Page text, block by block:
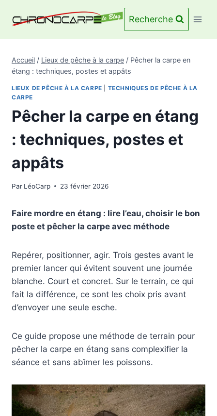
Recherche
Accueil / Lieux de pêche à la carpe / Pêcher la carpe en
étang : techniques, postes et appâts
LIEUX DE PÊCHE À LA CARPE
TECHNIQUES DE PÊCHE À LA
CARPE
Pêcher la carpe en étang
: techniques, postes et
appâts
Par LéoCarp 23 février 2026
Faire mordre en étang : lire l’eau, choisir le bon
poste et pêcher la carpe avec méthode
Repérer, positionner, agir. Trois gestes avant le
premier lancer qui évitent souvent une journée
blanche. Court et concret. Sur le terrain, ce qui
fait la différence, ce sont les choix pris avant
d’envoyer une seule esche.
Ce guide propose une méthode de terrain pour
pêcher la carpe en étang sans complexifier la
séance et sans abîmer les poissons.